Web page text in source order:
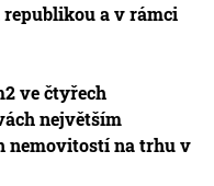
republikou a v rámci
ve čtyřech
největším
nemovitostí na trhu v